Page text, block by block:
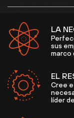
LA
sus
marco
EL
Cree
líder